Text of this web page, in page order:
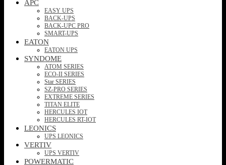
APC
EASY UPS
BACK-UPS
BACK-UPC PRO
SMART-UPS
EATON
EATON UPS
SYNDOME
ATOM SERIES
ECO-II SERIES
Star SERIES
SZ-PRO SERIES
EXTREME SERIES
TITAN ELITE
HERCULES IOT
HERCULES RT-IOT
LEONICS
UPS LEONICS
VERTIV
UPS VERTIV
POWERMATIC